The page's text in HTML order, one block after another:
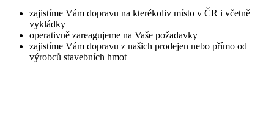
zajistíme Vám dopravu na kterékoliv místo v ČR i včetně
vykládky
operativně zareagujeme na Vaše požadavky
zajistíme Vám dopravu z našich prodejen nebo přímo od
výrobců stavebních hmot